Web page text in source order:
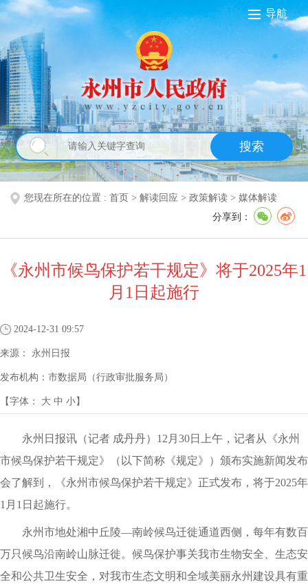
导航
搜索
您现在所在的位置 : 首页 > 解读回应 > 政策解读 > 媒体解读
分享到：
《永州市候鸟保护若干规定》将于2025年1
月1日起施行
2024-12-31 09:57
来源： 永州日报
发布机构： 市数据局（行政审批服务局）
【字体： 大 中 小】
永州日报讯（记者 成丹丹）12月30日上午，记者从《永州
市候鸟保护若干规定》（以下简称《规定》）颁布实施新闻发布
会了解到，《永州市候鸟保护若干规定》正式发布，将于2025年
1月1日起施行。
永州市地处湘中丘陵—南岭候鸟迁徙通道西侧，每年有数百
万只候鸟沿南岭山脉迁徙。候鸟保护事关我市生物安全、生态安
全和公共卫生安全，对我市生态文明和全域美丽永州建设具有重